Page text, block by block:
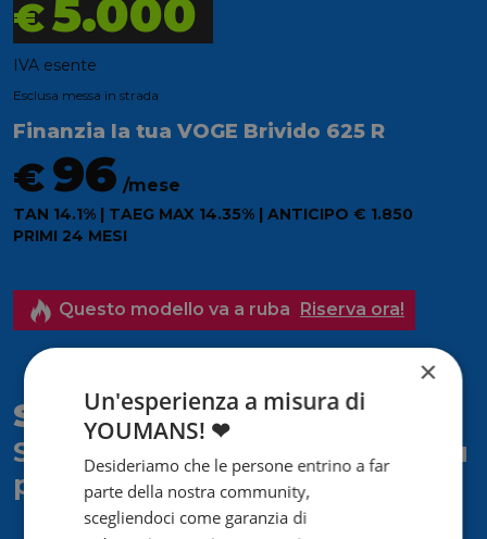
Sei interessato?
Scrivici e ti risponderemo al più
presto!
€5.000
IVA esente
Esclusa messa in strada
Finanzia la tua VOGE Brivido 625 R
€96 /mese
TAN 14.1% | TAEG MAX 14.35% | ANTICIPO € 1.850
PRIMI 24 MESI
Questo modello va a ruba Riserva ora!
×
Un'esperienza a misura di
YOUMANS! ❤
Desideriamo che le persone entrino a far
parte della nostra community,
scegliendoci come garanzia di